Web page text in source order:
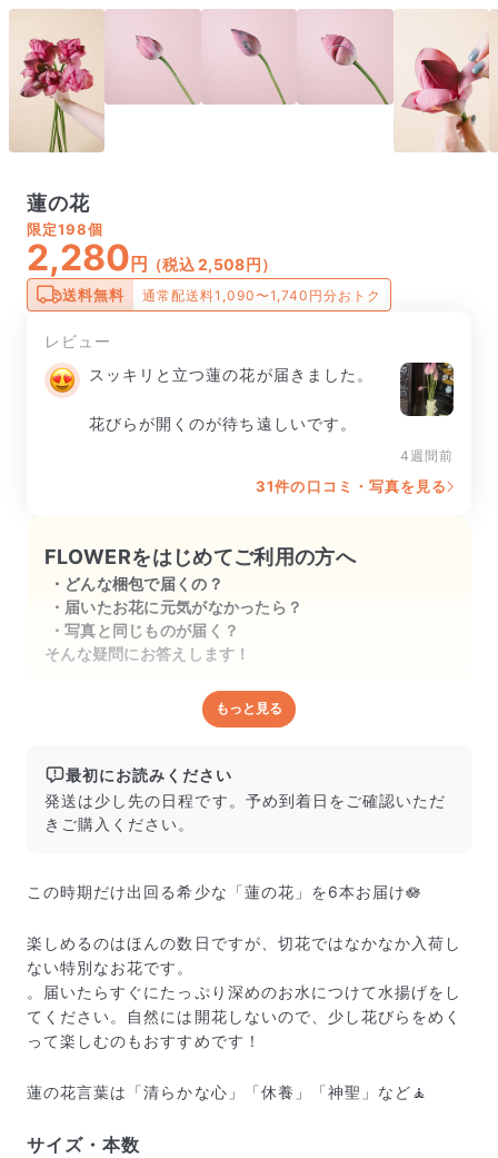
蓮の花
限定198個
2,280 円 （税込 2,508円）
送料無料 通常配送料1,090〜1,740円分おトク
レビュー
スッキリと立つ蓮の花が届きました。
花びらが開くのが待ち遠しいです。
4週間前
31件の口コミ・写真を見る
FLOWERをはじめてご利用の方へ
どんな梱包で届くの？
届いたお花に元気がなかったら？
写真と同じものが届く？
そんな疑問にお答えします！
どんな梱包で届くの？
し、専用ボックスに丁寧に梱包してお届けしています。
きゅっとまとめられて一見窮屈そうに見えますが、輸送
中の衝撃による折れや擦れを軽減する効果があります。
もっと見る
最初にお読みください
発送は少し先の日程です。予め到着日をご確認いただ
きご購入ください。
この時期だけ出回る希少な「蓮の花」を6本お届け🪷
楽しめるのはほんの数日ですが、切花ではなかなか入荷し
ない特別なお花です。
。届いたらすぐにたっぷり深めのお水につけて水揚げをし
てください。自然には開花しないので、少し花びらをめく
って楽しむのもおすすめです！
蓮の花言葉は「清らかな心」「休養」「神聖」など🧘
サイズ・本数